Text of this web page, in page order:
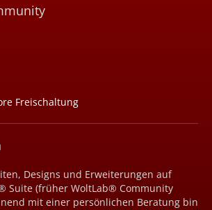
Freischaltung
Designs und Erweiterungen auf
Suite (früher WoltLab® Community
mit einer persönlichen Beratung bin